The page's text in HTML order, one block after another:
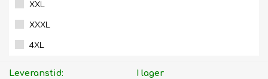
XXL
XXXL
4XL
Leveranstid: I lager